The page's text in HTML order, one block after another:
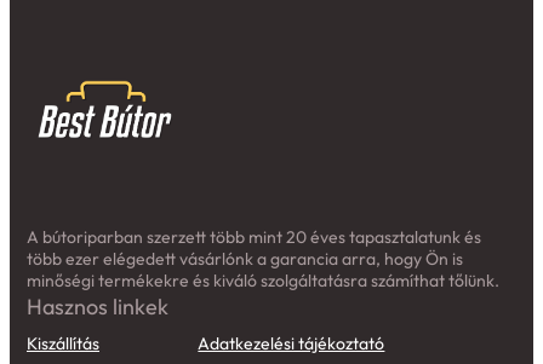
A bútoriparban szerzett több mint 20 éves tapasztalatunk és
több ezer elégedett vásárlónk a garancia arra, hogy Ön is
minőségi termékekre és kiváló szolgáltatásra számíthat tőlünk.
Hasznos linkek
Kiszállítás
Adatkezelési tájékoztató